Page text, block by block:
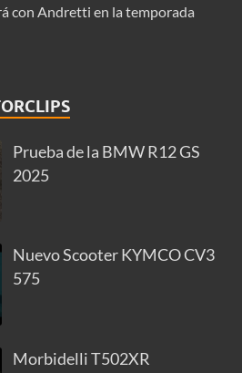
con Andretti en la temporada
Prueba de la BMW R12 GS
2025
Nuevo Scooter KYMCO CV3
575
Morbidelli T502XR